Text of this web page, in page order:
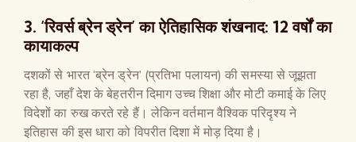
3. ‘रिवर्स ब्रेन ड्रेन’ का ऐतिहासिक शंखनाद: 12 वर्षों का
कायाकल्प
दशकों से भारत ‘ब्रेन ड्रेन’ (प्रतिभा पलायन) की समस्या से जूझता
रहा है, जहाँ देश के बेहतरीन दिमाग उच्च शिक्षा और मोटी कमाई के लिए
विदेशों का रुख करते रहे हैं। लेकिन वर्तमान वैश्विक परिदृश्य ने
इतिहास की इस धारा को विपरीत दिशा में मोड़ दिया है।